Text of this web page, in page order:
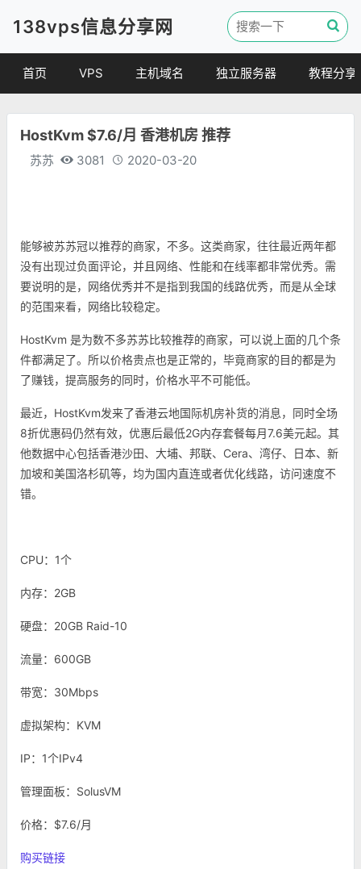
138vps信息分享网
首页 VPS
便宜VPS
VPS评测
主机域名
虚拟主机
独立服务器 教程分享
HostKvm $7.6/月 香港机房 推荐
苏苏 3081 2020-03-20
能够被苏苏冠以推荐的商家，不多。这类商家，往往最近两年都
没有出现过负面评论，并且网络、性能和在线率都非常优秀。需
要说明的是，网络优秀并不是指到我国的线路优秀，而是从全球
的范围来看，网络比较稳定。
HostKvm 是为数不多苏苏比较推荐的商家，可以说上面的几个条
件都满足了。所以价格贵点也是正常的，毕竟商家的目的都是为
了赚钱，提高服务的同时，价格水平不可能低。
最近，HostKvm发来了香港云地国际机房补货的消息，同时全场
8折优惠码仍然有效，优惠后最低2G内存套餐每月7.6美元起。其
他数据中心包括香港沙田、大埔、邦联、Cera、湾仔、日本、新
加坡和美国洛杉矶等，均为国内直连或者优化线路，访问速度不
错。
CPU：1个
内存：2GB
硬盘：20GB Raid-10
流量：600GB
带宽：30Mbps
虚拟架构：KVM
IP：1个IPv4
管理面板：SolusVM
价格：$7.6/月
购买链接